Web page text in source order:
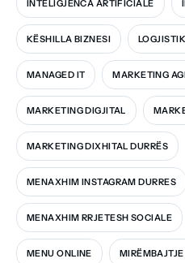
INTELIGJENCA ARTIFICIALE
KËSHILLA BIZNESI
MANAGED IT MARKETING
MARKETING DIGJITAL
MARKETING DIXHITAL DURRËS
MENAXHIM INSTAGRAM DURRES
MENAXHIM RRJETESH SOCIALE
MENU ONLINE